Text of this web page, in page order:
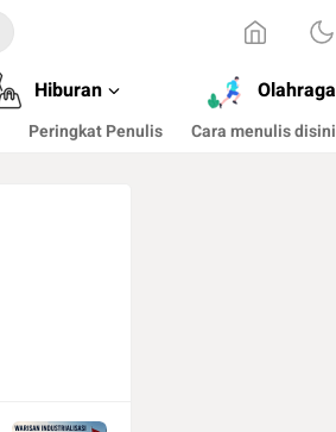
Hiburan Olahraga
Peringkat Penulis Cara menulis disini